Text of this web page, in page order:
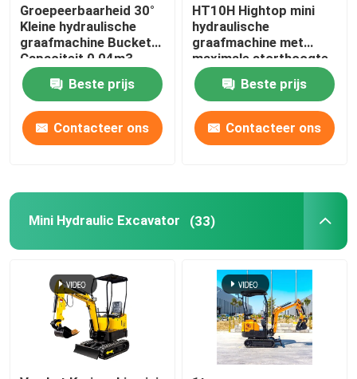
Groepeerbaarheid 30°
Kleine hydraulische
graafmachine Bucket
Capaciteit 0,04m3
Spoorwijdte 180mm
Beste prijs
Contacteer ons
HT10H Hightop mini
hydraulische
graafmachine met
maximale storthoogte
van 1850 mm
Beste prijs
Contacteer ons
Mini Hydraulic Excavator (33)